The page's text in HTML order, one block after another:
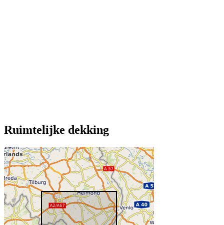
Ruimtelijke dekking